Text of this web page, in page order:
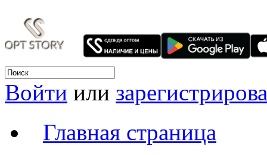
Войти или
Главная страница